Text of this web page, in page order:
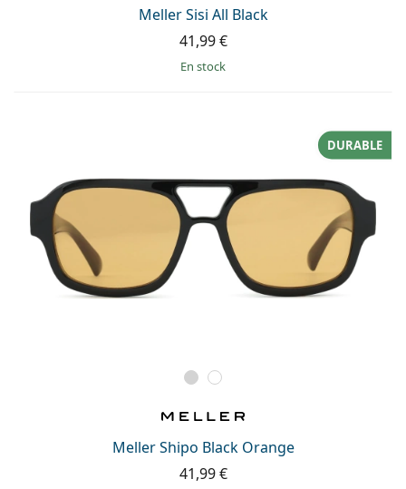
Meller Sisi All Black
41,99 €
en stock
Meller Shipo Black Orange
DURABLE
41,99 €